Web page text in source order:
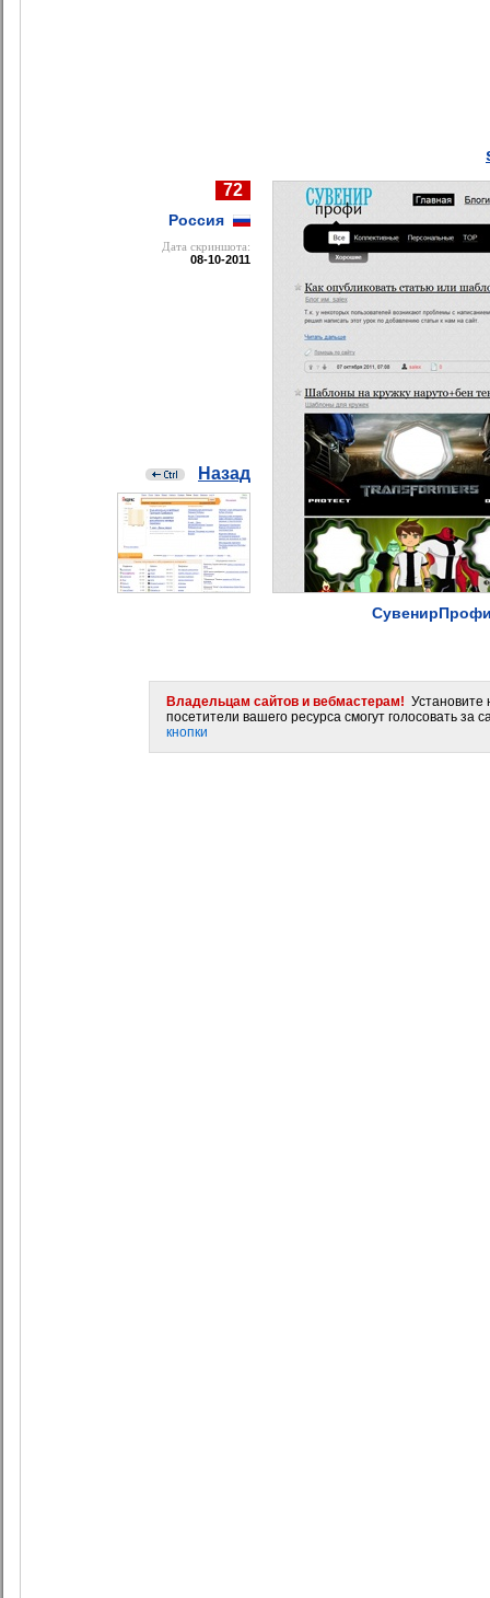
72
Россия
Дата cкриншота:
08-10-2011
Назад
Владельцам сайтов и вебмастерам! Установите
посетители вашего ресурса смогут голосовать за
кнопки